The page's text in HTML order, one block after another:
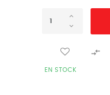

EN STOCK